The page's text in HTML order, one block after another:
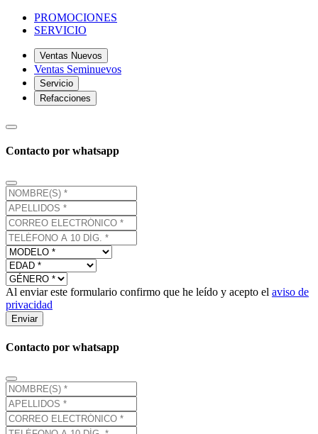
PROMOCIONES
SERVICIO
Ventas Nuevos
Ventas Seminuevos
Servicio
Refacciones
Contacto por whatsapp
Al enviar este formulario confirmo que he leído y acepto el aviso de
privacidad
Enviar
Contacto por whatsapp